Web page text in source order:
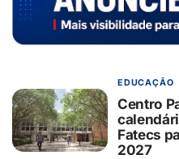
EDUCAÇÃO
Centro
Fatecs
2027